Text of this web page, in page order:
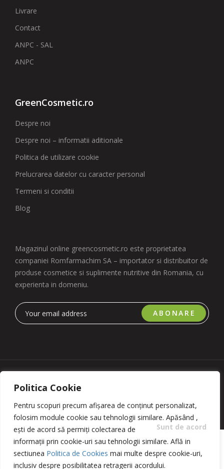
Politica Cookie
Pentru scopuri precum afișarea de conținut personalizat,
folosim module cookie sau tehnologii similare. Apăsând
Sunt de acord
,
ești de acord să permiți colectarea de
informații prin cookie-uri sau tehnologii similare. Află in
sectiunea Politica de Cookies mai multe despre cookie-uri,
inclusiv despre posibilitatea retragerii acordului.
Livrare
Contact
ANPC - SAL
ANPC
GreenCosmetic.ro
Despre noi
Despre noi – informatii aditionale
Politica de utilizare cookie
Prelucrarea datelor cu caracter personal
Termeni si conditii
Blog
Magazinul online greencosmetic.ro este proprietatea
companiei Romfarmachim SA – importator si distribuitor de
produse cosmetice si suplimente nutritive din Romania, cu
experienta in domeniu.
ABONARE